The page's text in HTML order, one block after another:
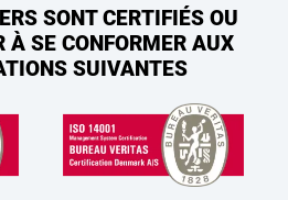
SONT CERTIFIÉS OU
À SE CONFORMER AUX
SUIVANTES